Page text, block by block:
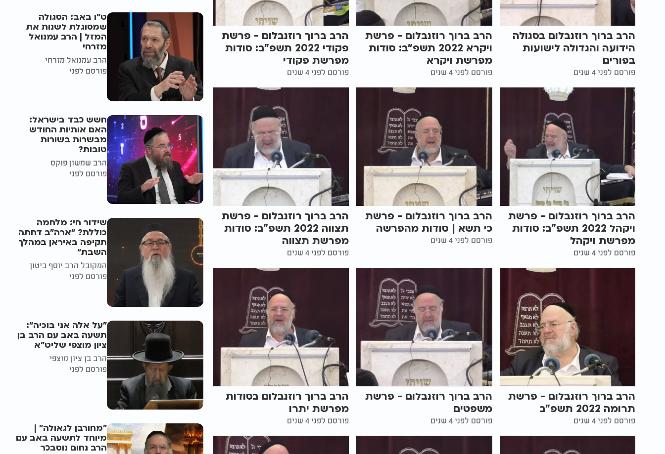
הרב ברוך רוזנבלום בסגולה
הידועה והגדולה לישועות
בפורים
פורסם לפני 4 שנים
הרב ברוך רוזנבלום - פרשת
ויקרא 2022 תשפ"ב: סודות
מפרשת ויקרא
פורסם לפני 4 שנים
הרב ברוך רוזנבלום - פרשת
פקודי 2022 תשפ"ב: סודות
מפרשת פקודי
פורסם לפני 4 שנים
הרב ברוך רוזנבלום - פרשת
ויקהל 2022 תשפ"ב: סודות
מפרשת ויקהל
פורסם לפני 4 שנים
הרב ברוך רוזנבלום - פרשת
כי תשא | סודות מהפרשה
פורסם לפני 4 שנים
הרב ברוך רוזנבלום - פרשת
תצווה 2022 תשפ"ב: סודות
מפרשת תצווה
פורסם לפני 4 שנים
הרב ברוך רוזנבלום - פרשת
תרומה 2022 תשפ"ב
פורסם לפני 4 שנים
הרב ברוך רוזנבלום - פרשת
משפטים
פורסם לפני 4 שנים
הרב ברוך רוזנבלום בסודות
מפרשת יתרו
פורסם לפני 4 שנים
ט"ו באב: הסגולה
שמסוגלת לשנות את
המזל | הרב עמנואל
מזרחי
הרב עמנואל מזרחי
פורסם לפני
חשש כבד בישראל:
האם אותיות החודש
מבשרות בשורות
טובות?
הרב שמשון פוקס
פורסם לפני
שידור חי: מלחמה
כוללת? ״ארה"ב דחתה
תקיפה באיראן במהלך
השבת״
המקובל הרב יוסף ביטון
פורסם לפני
"על אלה אני בוכיה":
תשעה באב עם הרב בן
ציון מוצפי שליט"א
הרב בן ציון מוצפי
פורסם לפני
"מחורבן לגאולה" |
מיוחד לתשעה באב עם
הרב נחום נוסבכר